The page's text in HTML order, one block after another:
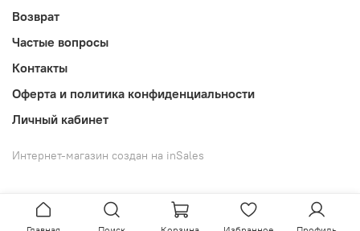
Возврат
Частые вопросы
Контакты
Оферта и политика конфиденциальности
Личный кабинет
Интернет-магазин создан на inSales